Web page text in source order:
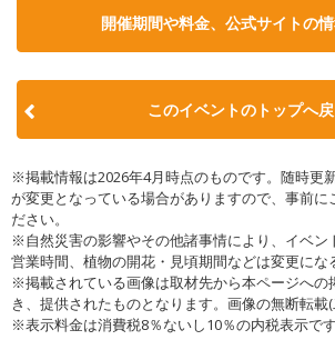
開催期間や料金、公式サイトの
このイベントのトップへ
※掲載情報は2026年4月時点のものです。随時更
が変更となっている場合がありますので、事前に
ださい。
※自然災害の影響やその他諸事情により、イベン
営業時間、植物の開花・見頃期間などは変更にな
※掲載されている画像は取材先から本ページへの
き、提供されたものとなります。画像の無断転載(
※表示料金は消費税8％ないし10％の内税表示です